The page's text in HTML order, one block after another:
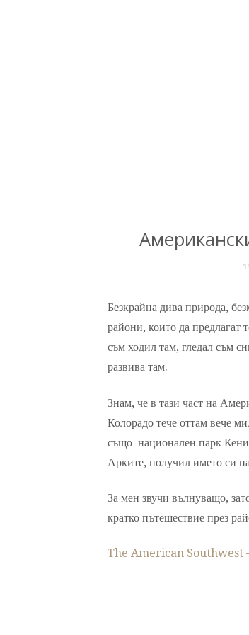
Безкрайна дива природа,
райони, които да предлагат
съм ходил там, гледал съм
развива там.
Знам, че в тази част на
Колорадо тече оттам вече
също национален парк
Арките, получил името си
За мен звучи вълнуващо,
кратко пътешествие през
The American Southwest